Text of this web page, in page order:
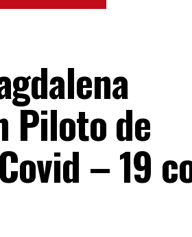
Piloto de
– 19